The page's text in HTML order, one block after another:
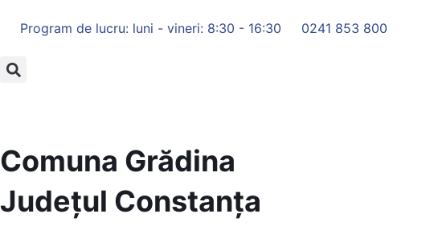
Program de lucru: luni - vineri: 8:30 - 16:30 0241 853 800
Comuna Grădina
Județul Constanța